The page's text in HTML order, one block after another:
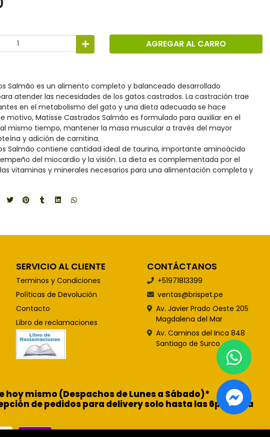
AGREGAR AL CARRO
Salmão es un alimento completo y balanceado desarrollado
atender las necesidades de los gatos castrados. La castración trae
en el metabolismo del gato y una dieta adecuada se hace
motivo, Matisse Castrados Salmão es formulado para auxiliar en el
mismo tiempo, mantener la masa muscular a través del mayor
y adición de carnitina.
Salmão contiene cantidad ideal de taurina, importante aminoácido
del miocardio y la visión. La dieta es complementada por el
vitaminas y minerales necesarios para una alimentación completa y
SERVICIO AL CLIENTE
Terminos y Condiciones
Políticas de Devolución
Contacto
Libro de reclamaciones
CONTÁCTANOS
+51971813399
ventas@brispet.pe
Av. Javier Prado Oeste 205
Magdalena del Mar
Av. Caminos del Inca 848
Santiago de Surco
mismo (Despachos de Lunes a Sábado)*
de pedidos para delivery solo hasta las 6pm para